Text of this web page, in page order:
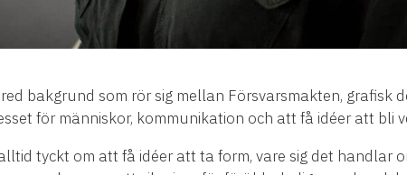
bakgrund som rör sig mellan Försvarsmakten, grafisk
för människor, kommunikation och att få idéer att bli
tyckt om att få idéer att ta form, vare sig det handlar